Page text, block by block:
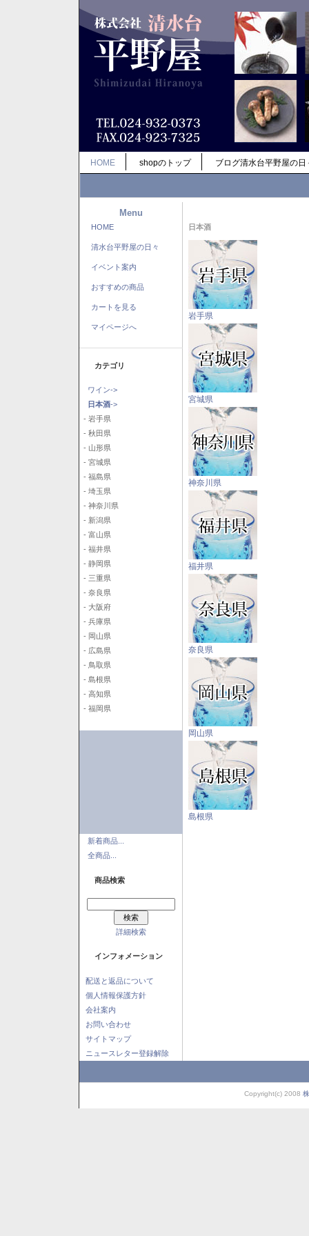
HOME shopのトップ ブログ清水台平野屋の日
Menu
HOME
清水台平野屋の日々
イベント案内
おすすめの商品
カートを見る
マイページへ
カテゴリ
ワイン->
日本酒->
- 岩手県
- 秋田県
- 山形県
- 宮城県
- 福島県
- 埼玉県
- 神奈川県
- 新潟県
- 富山県
- 福井県
- 静岡県
- 三重県
- 奈良県
- 大阪府
- 兵庫県
- 岡山県
- 広島県
- 鳥取県
- 島根県
- 高知県
- 福岡県
新着商品...
全商品...
商品検索
詳細検索
インフォメーション
配送と返品について
個人情報保護方針
会社案内
お問い合わせ
サイトマップ
ニュースレター登録解除
日本酒
岩手県
宮城県
神奈川県
福井県
奈良県
岡山県
島根県
Copyright(c) 2008